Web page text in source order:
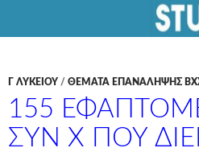
Γ ΛΥΚΕΊΟΥ / ΘΕΜΑΤΑ ΕΠΑΝΑΛΗΨΗΣ
155
ΣΥΝ X ΠΟΥ